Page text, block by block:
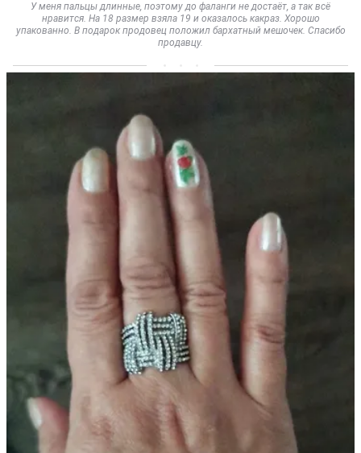
У меня пальцы длинные, поэтому до фаланги не достаёт, а так всё
нравится. На 18 размер взяла 19 и оказалось какраз. Хорошо
упакованно. В подарок продовец положил бархатный мешочек. Спасибо
продавцу.